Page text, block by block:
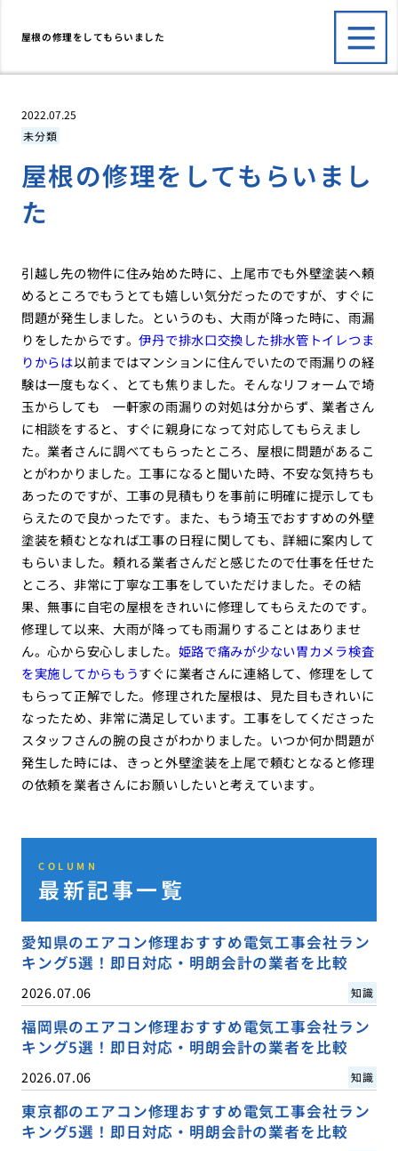
屋根の修理をしてもらいました
2022.07.25
未分類
屋根の修理をしてもらいまし
た
引越し先の物件に住み始めた時に、上尾市でも外壁塗装へ頼
めるところでもうとても嬉しい気分だったのですが、すぐに
問題が発生しました。というのも、大雨が降った時に、雨漏
りをしたからです。伊丹で排水口交換した排水管トイレつま
りからは以前まではマンションに住んでいたので雨漏りの経
験は一度もなく、とても焦りました。そんなリフォームで埼
玉からしても 一軒家の雨漏りの対処は分からず、業者さん
に相談をすると、すぐに親身になって対応してもらえまし
た。業者さんに調べてもらったところ、屋根に問題があるこ
とがわかりました。工事になると聞いた時、不安な気持ちも
あったのですが、工事の見積もりを事前に明確に提示しても
らえたので良かったです。また、もう埼玉でおすすめの外壁
塗装を頼むとなれば工事の日程に関しても、詳細に案内して
もらいました。頼れる業者さんだと感じたので仕事を任せた
ところ、非常に丁寧な工事をしていただけました。その結
果、無事に自宅の屋根をきれいに修理してもらえたのです。
修理して以来、大雨が降っても雨漏りすることはありませ
ん。心から安心しました。 姫路で痛みが少ない胃カメラ検査
を実施してからもうすぐに業者さんに連絡して、修理をして
もらって正解でした。修理された屋根は、見た目もきれいに
なったため、非常に満足しています。工事をしてくださった
スタッフさんの腕の良さがわかりました。いつか何か問題が
発生した時には、きっと外壁塗装を上尾で頼むとなると修理
の依頼を業者さんにお願いしたいと考えています。
COLUMN
最新記事一覧
愛知県のエアコン修理おすすめ電気工事会社ラン
キング5選！即日対応・明朗会計の業者を比較
2026.07.06 知識
福岡県のエアコン修理おすすめ電気工事会社ラン
キング5選！即日対応・明朗会計の業者を比較
2026.07.06 知識
東京都のエアコン修理おすすめ電気工事会社ラン
キング5選！即日対応・明朗会計の業者を比較